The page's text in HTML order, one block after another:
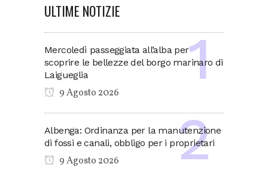
ULTIME NOTIZIE
Mercoledì passeggiata all’alba per
scoprire le bellezze del borgo marinaro di
Laigueglia
9 Agosto 2026
Albenga: Ordinanza per la manutenzione
di fossi e canali, obbligo per i proprietari
9 Agosto 2026